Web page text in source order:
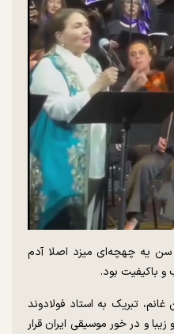
سن یه چهچه‌ای میزد اصلا آدم
باکیفیت بود.
غانم، تبریک به استاد فولادوند
و در خور موسیقی ایران قرار